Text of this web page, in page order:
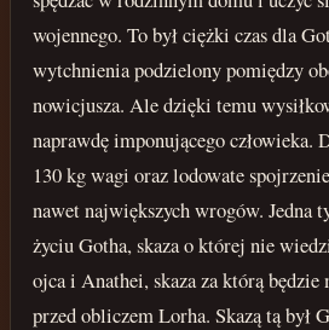
wojennego. To był ciężki czas dla
wytchnienia podzielony pomiędzy
nowicjusza. Ale dzięki temu
naprawdę imponującego człowieka.
130 kg wagi oraz lodowate
nawet największych wrogów. Jedna
życiu Gotha, skaza o której nie
ojca i Anathei, skaza za którą będzie
przed obliczem Lorha. Skazą tą był